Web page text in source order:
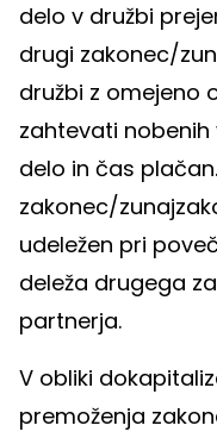
delo v družbi
drugi zakonec/
družbi z omejeno
zahtevati nobenih
delo in čas
zakonec/
udeležen pri
deleža drugega
partnerja.
V obliki
premoženja